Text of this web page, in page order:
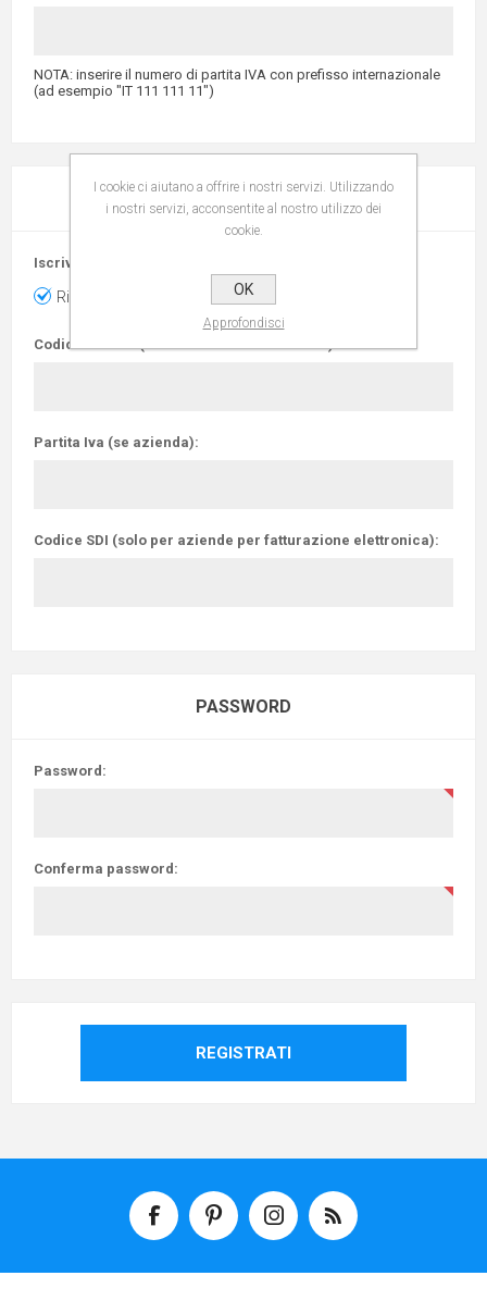
NOTA: inserire il numero di partita IVA con prefisso internazionale
(ad esempio "IT 111 111 11")
OPZIONI
Iscriviti:
Ricevi la newsletter
Codice Fiscale (in caso di richiesta Fattura):
Partita Iva (se azienda):
Codice SDI (solo per aziende per fatturazione elettronica):
PASSWORD
Password:
Conferma password:
REGISTRATI
I cookie ci aiutano a offrire i nostri servizi. Utilizzando
i nostri servizi, acconsentite al nostro utilizzo dei
cookie.
OK
Approfondisci